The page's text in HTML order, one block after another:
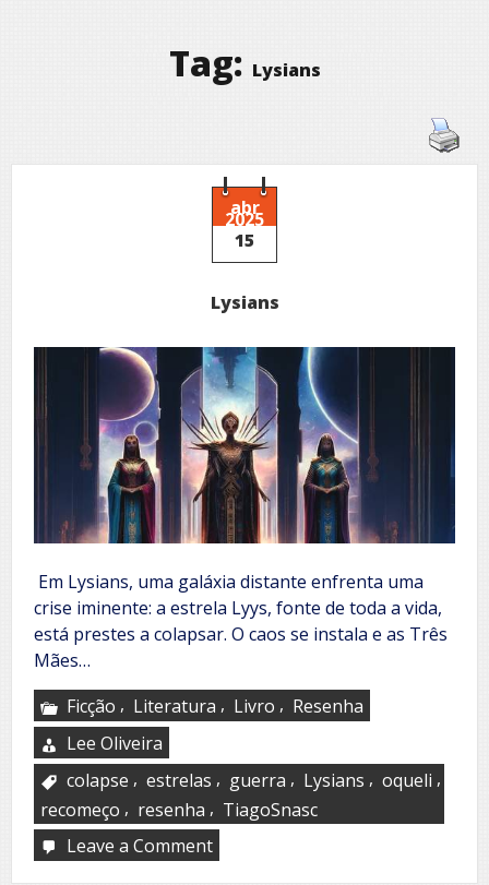
Tag: Lysians
abr
2025
15
Lysians
Em Lysians, uma galáxia distante enfrenta uma
crise iminente: a estrela Lyys, fonte de toda a vida,
está prestes a colapsar. O caos se instala e as Três
Mães…
Ficção , Literatura , Livro , Resenha
Lee Oliveira
colapse , estrelas , guerra , Lysians , oqueli ,
recomeço , resenha , TiagoSnasc
Leave a Commenton